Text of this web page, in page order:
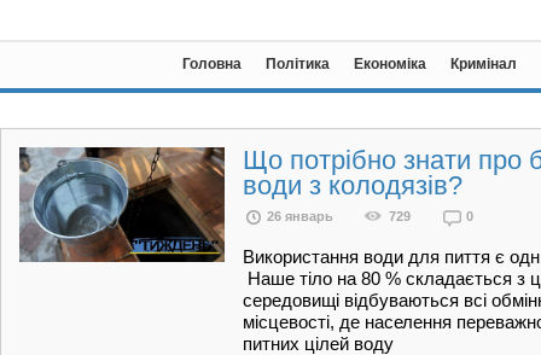
Головна Політика Економіка Кримінал
Що потрібно знати про
води з колодязів?
26 январь 729 0
Використання води для пиття є
Наше тіло на 80 % складається з
середовищі відбуваються всі
місцевості, де населення
питних цілей воду